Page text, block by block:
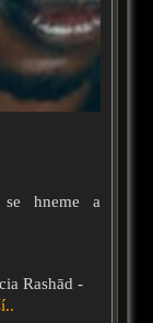
hneme a
Rashād -